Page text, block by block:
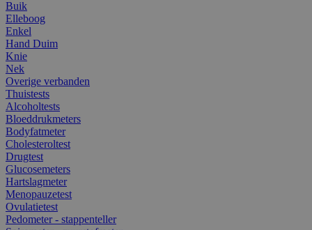
Buik
Elleboog
Enkel
Hand Duim
Knie
Nek
Overige verbanden
Thuistests
Alcoholtests
Bloeddrukmeters
Bodyfatmeter
Cholesteroltest
Drugtest
Glucosemeters
Hartslagmeter
Menopauzetest
Ovulatietest
Pedometer - stappenteller